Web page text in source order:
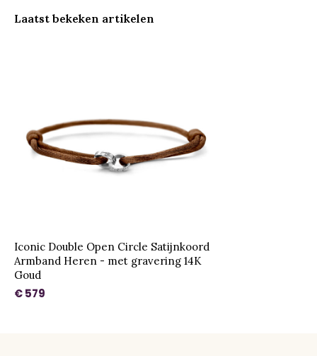
Laatst bekeken artikelen
Iconic Double Open Circle Satijnkoord
Armband Heren - met gravering 14K
Goud
€ 579